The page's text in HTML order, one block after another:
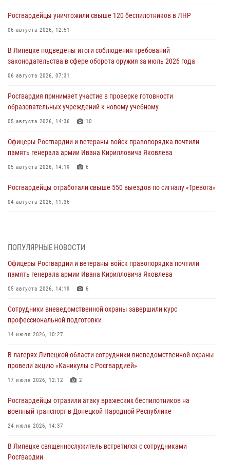
Росгвардейцы уничтожили свыше 120 беспилотников в ЛНР
06 августа 2026, 12:51
В Липецке подведены итоги соблюдения требований
законодательства в сфере оборота оружия за июль 2026 года
06 августа 2026, 07:31
Росгвардия принимает участие в проверке готовности
образовательных учреждений к новому учебному
05 августа 2026, 14:36 10
Офицеры Росгвардии и ветераны войск правопорядка почтили
память генерала армии Ивана Кирилловича Яковлева
05 августа 2026, 14:19 6
Росгвардейцы отработали свыше 550 выездов по сигналу «Тревога»
04 августа 2026, 11:36
04 августа 2026, 09:05
Росгвардия обеспечила безопасность граждан на праздновании
Дня ВДВ в Липецке
03 августа 2026, 13:43
Росгвардейцы обеспечили безопасность граждан в День Лев-
Толстовского района
03 августа 2026, 13:41
Росгвардия противодействует БПЛА ВСУ на южном направлении
(видео)
03 августа 2026, 13:39
ПОПУЛЯРНЫЕ НОВОСТИ
Офицеры Росгвардии и ветераны войск правопорядка почтили
память генерала армии Ивана Кирилловича Яковлева
05 августа 2026, 14:19 6
Сотрудники вневедомственной охраны завершили курс
профессиональной подготовки
14 июля 2026, 10:27
В лагерях Липецкой области сотрудники вневедомственной охраны
провели акцию «Каникулы с Росгвардией»
17 июля 2026, 12:12 2
Росгвардейцы отразили атаку вражеских беспилотников на
военный транспорт в Донецкой Народной Республике
24 июля 2026, 14:37
В Липецке священнослужитель встретился с сотрудниками
Росгвардии